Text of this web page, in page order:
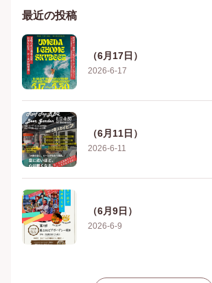
最近の投稿
（6月17日）
2026-6-17
（6月11日）
2026-6-11
（6月9日）
2026-6-9